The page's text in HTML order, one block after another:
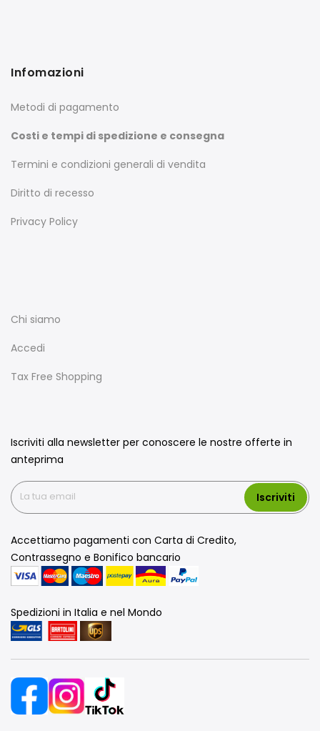
Infomazioni
Metodi di pagamento
Costi e tempi di spedizione e consegna
Termini e condizioni generali di vendita
Diritto di recesso
Privacy Policy
Chi siamo
Accedi
Tax Free Shopping
Iscriviti alla newsletter per conoscere le nostre offerte in
anteprima
Iscriviti
Accettiamo pagamenti con Carta di Credito,
Contrassegno e Bonifico bancario
Spedizioni in Italia e nel Mondo